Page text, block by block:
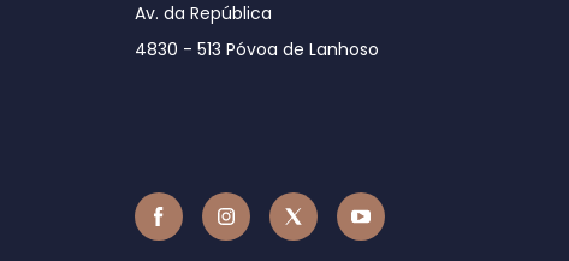
Av. da República
4830 - 513 Póvoa de Lanhoso